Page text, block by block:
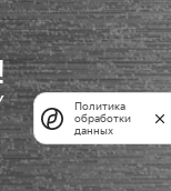
Политика
обработки
данных